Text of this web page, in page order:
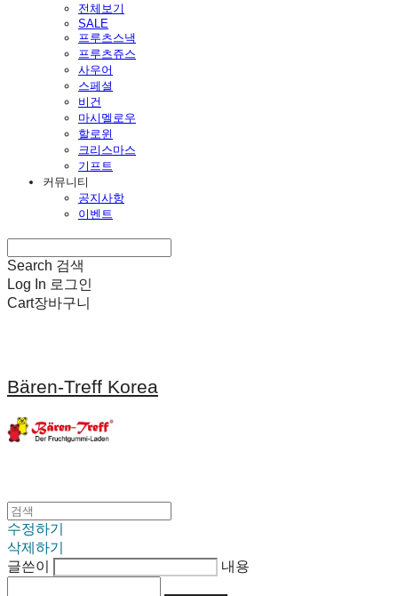
전체보기
SALE
프루츠스낵
프루츠쥬스
사우어
스페셜
비건
마시멜로우
할로윈
크리스마스
기프트
커뮤니티
공지사항
이벤트
Search 검색
Log In 로그인
Cart장바구니
Bären-Treff Korea
수정하기
삭제하기
글쓴이
내용